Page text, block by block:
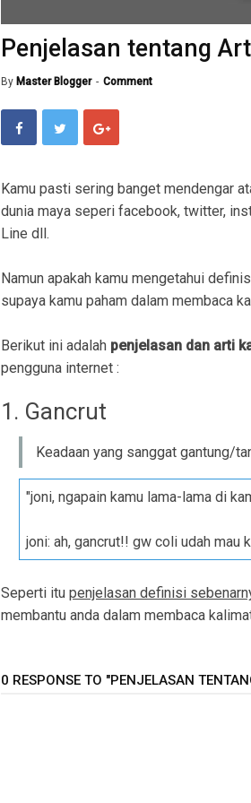
Penjelasan tentang
By Master Blogger Comment
Kamu pasti sering banget mendengar
dunia maya seperi facebook, twitter,
Line dll.
Namun apakah kamu mengetahui
supaya kamu paham dalam membaca
Berikut ini adalah penjelasan dan arti
pengguna internet :
1. Gancrut
Keadaan yang sanggat gantung/
"joni, ngapain kamu lama-lama di
joni: ah, gancrut!! gw coli udah mau
Seperti itu penjelasan definisi
membantu anda dalam membaca
0 RESPONSE TO "PENJELASAN